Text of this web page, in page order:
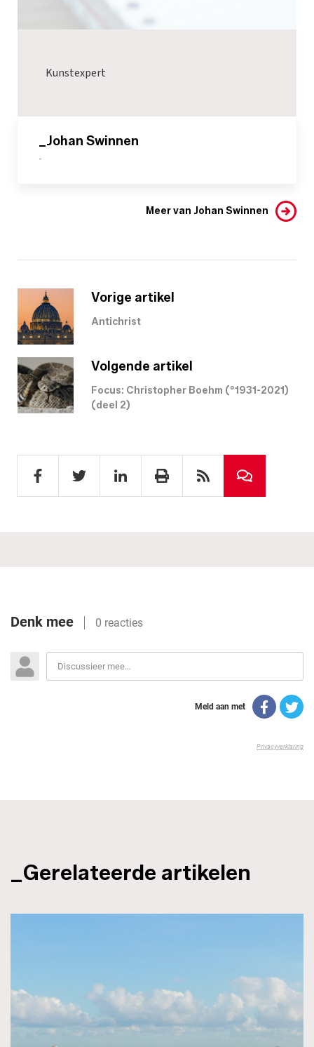
Kunstexpert
_Johan Swinnen
-
Meer van Johan Swinnen
Vorige artikel
Antichrist
Volgende artikel
Focus: Christopher Boehm (°1931-2021)
(deel 2)
_Gerelateerde artikelen